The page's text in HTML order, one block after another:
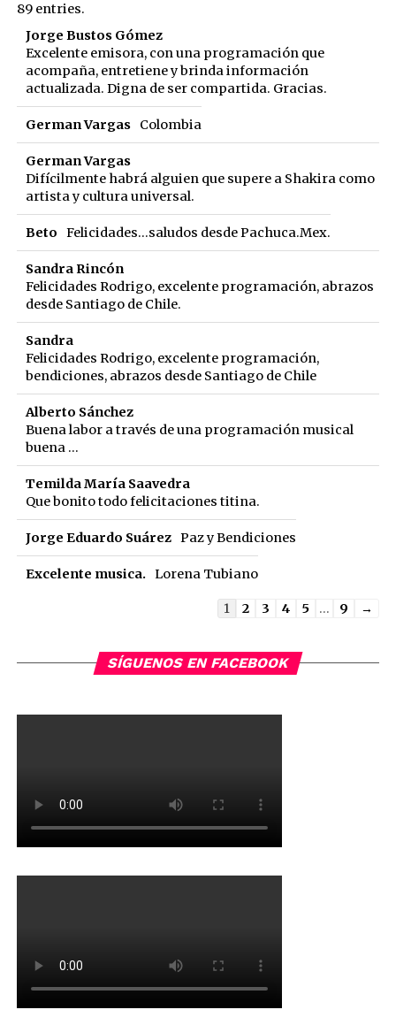
89 entries.
Jorge Bustos Gómez
Excelente emisora, con una programación que
acompaña, entretiene y brinda información
actualizada. Digna de ser compartida. Gracias.
German Vargas Colombia
German Vargas
Difícilmente habrá alguien que supere a Shakira como
artista y cultura universal.
Beto Felicidades...saludos desde Pachuca.Mex.
Sandra Rincón
Felicidades Rodrigo, excelente programación, abrazos
desde Santiago de Chile.
Sandra
Felicidades Rodrigo, excelente programación,
bendiciones, abrazos desde Santiago de Chile
Alberto Sánchez
Buena labor a través de una programación musical
buena ...
Temilda María Saavedra
Que bonito todo felicitaciones titina.
Jorge Eduardo Suárez Paz y Bendiciones
Excelente musica. Lorena Tubiano
Guestbook
1 2 3 4 5 ... 9 →
SÍGUENOS EN FACEBOOK